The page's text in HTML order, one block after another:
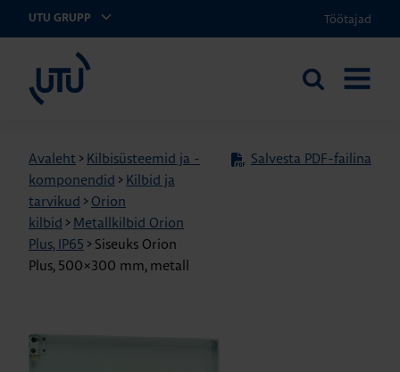
UTU GRUPP Töötajad
Otsi
Avaleht > Kilbisüsteemid ja -
komponendid > Kilbid ja
tarvikud > Orion
kilbid > Metallkilbid Orion
Plus, IP65 > Siseuks Orion
Plus, 500×300 mm, metall
Salvesta PDF-failina